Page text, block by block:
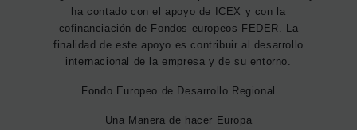
ha contado con el apoyo de ICEX y con la
cofinanciación de Fondos europeos FEDER. La
finalidad de este apoyo es contribuir al desarrollo
internacional de la empresa y de su entorno.
Fondo Europeo de Desarrollo Regional
Una Manera de hacer Europa